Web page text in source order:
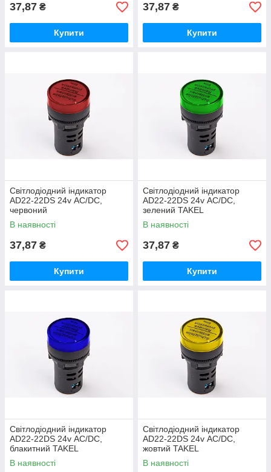
37,87 ₴
Купити
37,87 ₴
Купити
Світлодіодний індикатор
AD22-22DS 24v АC/DC,
червоний
В наявності
37,87 ₴
Купити
Світлодіодний індикатор
AD22-22DS 24v АC/DC,
зелений TAKEL
В наявності
37,87 ₴
Купити
Світлодіодний індикатор
AD22-22DS 24v АC/DC,
блакитний TAKEL
В наявності
Світлодіодний індикатор
AD22-22DS 24v АC/DC,
жовтий TAKEL
В наявності